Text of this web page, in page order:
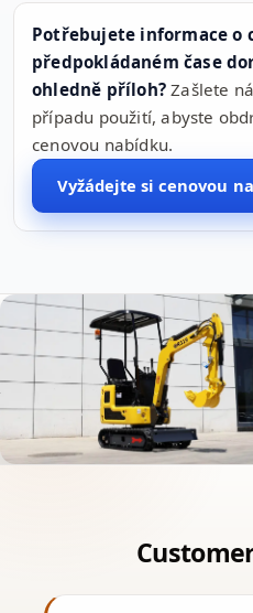
Potřebujete informace o
předpokládaném čase
ohledně příloh? Zašlete
případu použití, abyste
cenovou nabídku.
Vyžádejte si cenovou